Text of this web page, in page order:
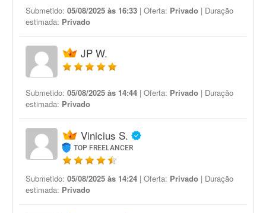
Submetido: 05/08/2025 às 16:33 | Oferta: Privado | Duração
estimada: Privado
JP W.
Submetido: 05/08/2025 às 14:44 | Oferta: Privado | Duração
estimada: Privado
Vinicius S.
TOP FREELANCER
Submetido: 05/08/2025 às 14:24 | Oferta: Privado | Duração
estimada: Privado